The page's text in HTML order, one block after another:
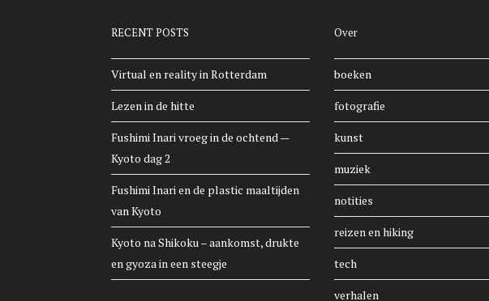
RECENT POSTS
Virtual en reality in Rotterdam
Lezen in de hitte
Fushimi Inari vroeg in de ochtend —
Kyoto dag 2
Fushimi Inari en de plastic maaltijden
van Kyoto
Kyoto na Shikoku – aankomst, drukte
en gyoza in een steegje
Over
boeken
fotografie
kunst
muziek
notities
reizen en hiking
tech
verhalen